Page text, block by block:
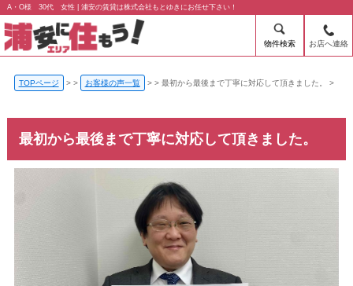
A・O様 30代 女性 | 浦安の賃貸は株式会社もとゆきにお任せ下さい！
物件検索 お店へ連絡
TOPページ > お客様の声一覧 > 最初から最後まで丁寧に対応して頂きました。
最初から最後まで丁寧に対応して頂きました。